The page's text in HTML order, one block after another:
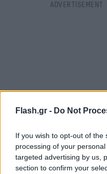
Flash.gr - Do Not
If you wish to opt-out of
processing of your
targeted advertising by us,
section to confirm your